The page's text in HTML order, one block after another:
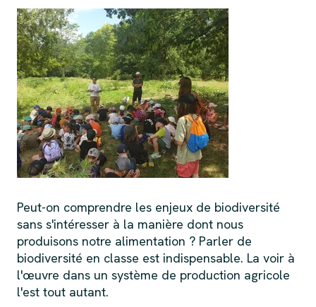
Peut-on comprendre les enjeux de biodiversité
sans s'intéresser à la manière dont nous
produisons notre alimentation ? Parler de
biodiversité en classe est indispensable. La voir à
l'œuvre dans un système de production agricole
l'est tout autant.